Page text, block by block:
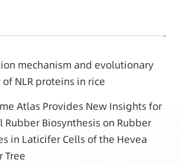
mechanism and evolutionary
NLR proteins in rice
Atlas Provides New Insights for
Rubber Biosynthesis on Rubber
in Laticifer Cells of the Hevea
Tree